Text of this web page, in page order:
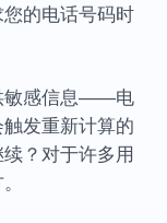
的电话号码时
敏感信息——电
发重新计算的
？对于许多用